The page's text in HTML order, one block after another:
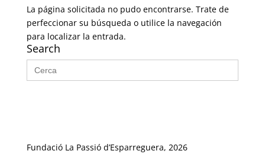
La página solicitada no pudo encontrarse. Trate de
perfeccionar su búsqueda o utilice la navegación
para localizar la entrada.
Search
Buscar:
Fundació La Passió d’Esparreguera, 2026